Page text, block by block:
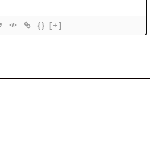
{} [+]